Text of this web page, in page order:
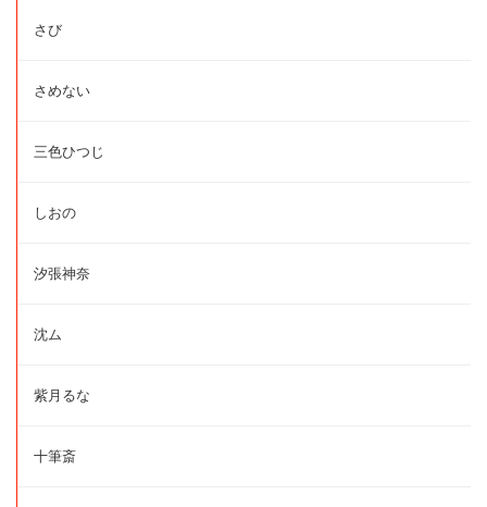
さび
さめない
三色ひつじ
しおの
汐張神奈
沈ム
紫月るな
十筆斎